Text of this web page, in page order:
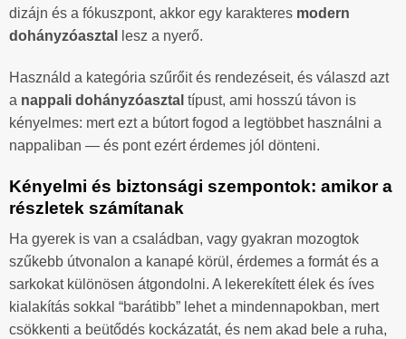
dizájn és a fókuszpont, akkor egy karakteres modern
dohányzóasztal
lesz a nyerő.
Használd a kategória szűrőit és rendezéseit, és válaszd azt
a nappali dohányzóasztal típust, ami hosszú távon is
kényelmes: mert ezt a bútort fogod a legtöbbet használni a
nappaliban — és pont ezért érdemes jól dönteni.
Kényelmi és biztonsági szempontok: amikor a
részletek számítanak
Ha gyerek is van a családban, vagy gyakran mozogtok
szűkebb útvonalon a kanapé körül, érdemes a formát és a
sarkokat különösen átgondolni. A lekerekített élek és íves
kialakítás sokkal “barátibb” lehet a mindennapokban, mert
csökkenti a beütődés kockázatát, és nem akad bele a ruha,